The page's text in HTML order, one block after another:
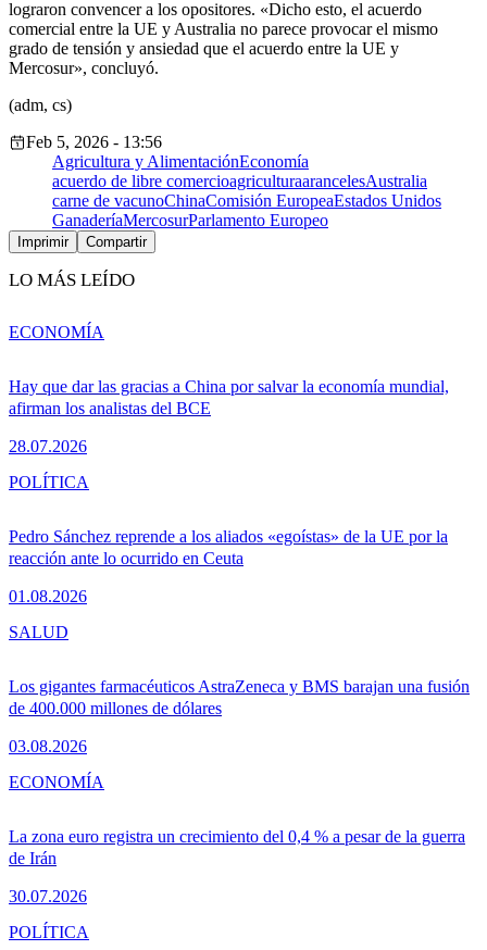
lograron convencer a los opositores. «Dicho esto, el acuerdo
comercial entre la UE y Australia no parece provocar el mismo
grado de tensión y ansiedad que el acuerdo entre la UE y
Mercosur», concluyó.
(adm, cs)
Feb 5, 2026 - 13:56
Agricultura y AlimentaciónEconomía
acuerdo de libre comercioagriculturaarancelesAustralia
carne de vacunoChinaComisión EuropeaEstados Unidos
GanaderíaMercosurParlamento Europeo
Imprimir Compartir
LO MÁS LEÍDO
Hay que dar las gracias a China por salvar la economía mundial,
afirman los analistas del BCE
28.07.2026
ECONOMÍA
Pedro Sánchez reprende a los aliados «egoístas» de la UE por la
reacción ante lo ocurrido en Ceuta
01.08.2026
POLÍTICA
Los gigantes farmacéuticos AstraZeneca y BMS barajan una fusión
de 400.000 millones de dólares
03.08.2026
SALUD
La zona euro registra un crecimiento del 0,4 % a pesar de la guerra
de Irán
30.07.2026
ECONOMÍA
POLÍTICA